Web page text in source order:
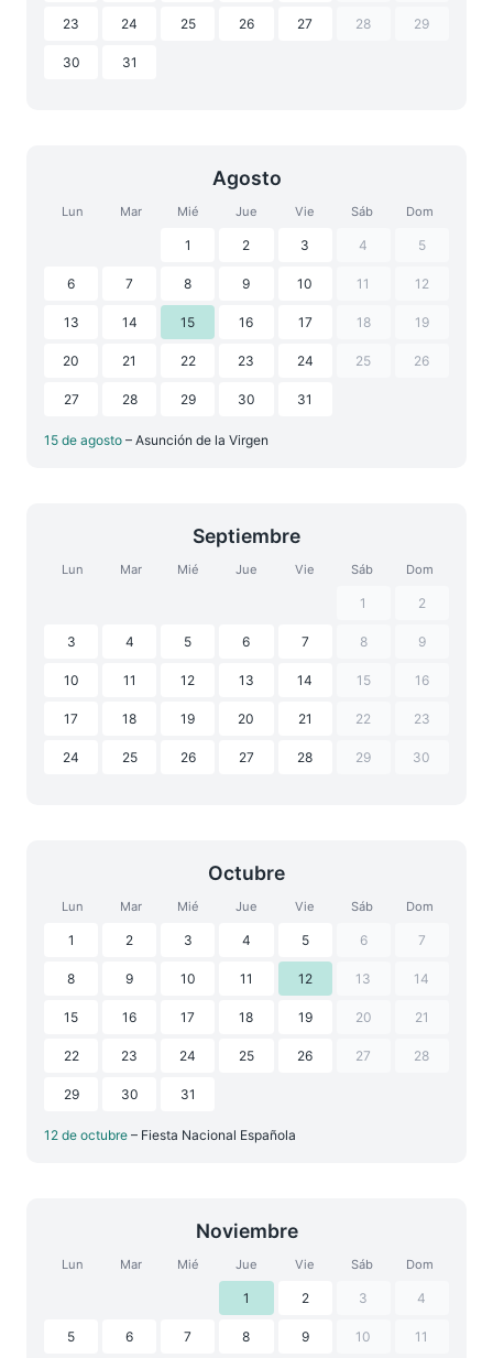
23 24 25 26 27 28 29
30 31
Agosto
Lun Mar Mié Jue Vie Sáb Dom
1 2 3 4 5
6 7 8 9 10 11 12
13 14 15 16 17 18 19
20 21 22 23 24 25 26
27 28 29 30 31
15 de agosto – Asunción de la Virgen
Septiembre
Lun Mar Mié Jue Vie Sáb Dom
1 2
3 4 5 6 7 8 9
10 11 12 13 14 15 16
17 18 19 20 21 22 23
24 25 26 27 28 29 30
Octubre
Lun Mar Mié Jue Vie Sáb Dom
1 2 3 4 5 6 7
8 9 10 11 12 13 14
15 16 17 18 19 20 21
22 23 24 25 26 27 28
29 30 31
12 de octubre – Fiesta Nacional Española
Noviembre
Lun Mar Mié Jue Vie Sáb Dom
1 2 3 4
5 6 7 8 9 10 11